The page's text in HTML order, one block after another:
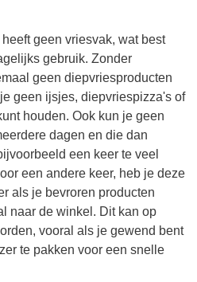
geen vriesvak, wat best
gebruik. Zonder
geen diepvriesproducten
geen ijsjes, diepvriespizza's of
houden. Ook kun je geen
dagen en die dan
een keer te veel
een andere keer, heb je deze
als je bevroren producten
naar de winkel. Dit kan op
vooral als je gewend bent
te pakken voor een snelle